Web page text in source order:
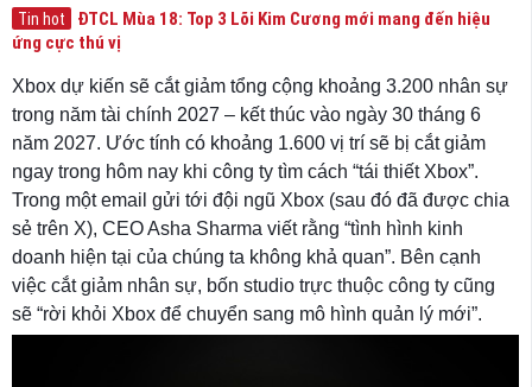
Tin hot
ĐTCL Mùa 18: Top 3 Lõi Kim Cương mới mang đến hiệu
ứng cực thú vị
Xbox dự kiến ​​sẽ cắt giảm tổng cộng khoảng 3.200 nhân sự
trong năm tài chính 2027 – kết thúc vào ngày 30 tháng 6
năm 2027. Ước tính có khoảng 1.600 vị trí sẽ bị cắt giảm
ngay trong hôm nay khi công ty tìm cách “tái thiết Xbox”.
Trong một email gửi tới đội ngũ Xbox (sau đó đã được chia
sẻ trên X), CEO Asha Sharma viết rằng “tình hình kinh
doanh hiện tại của chúng ta không khả quan”. Bên cạnh
việc cắt giảm nhân sự, bốn studio trực thuộc công ty cũng
sẽ “rời khỏi Xbox để chuyển sang mô hình quản lý mới”.